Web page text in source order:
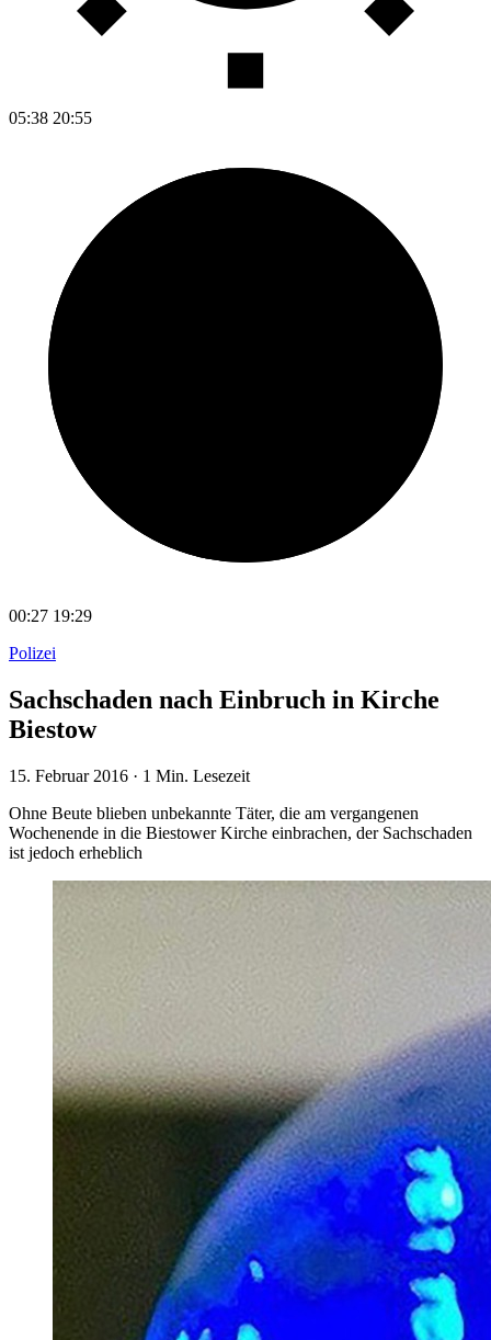
05:38 20:55
00:27 19:29
Polizei
Sachschaden nach Einbruch in Kirche
Biestow
15. Februar 2016 · 1 Min. Lesezeit
Ohne Beute blieben unbekannte Täter, die am vergangenen
Wochenende in die Biestower Kirche einbrachen, der Sachschaden
ist jedoch erheblich